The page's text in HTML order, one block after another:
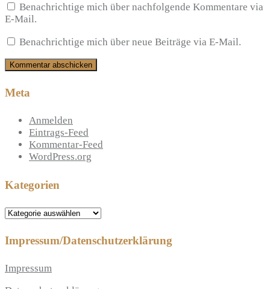
Benachrichtige mich über nachfolgende Kommentare via
E-Mail.
Benachrichtige mich über neue Beiträge via E-Mail.
Meta
Anmelden
Eintrags-Feed
Kommentar-Feed
WordPress.org
Kategorien
Kategorien
Impressum/Datenschutzerklärung
Impressum